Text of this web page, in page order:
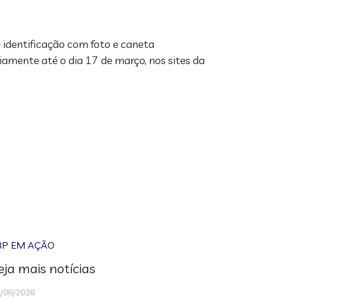
com foto e caneta
até o dia 17 de março, nos sites da
EM AÇÃO
mais notícias
06/2026